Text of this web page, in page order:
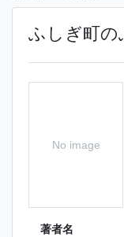
ふしぎ町
No image
著者名